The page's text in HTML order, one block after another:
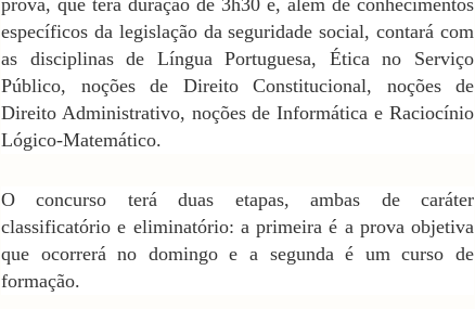
prova, que terá duração de 3h30 e, além de conhecimentos
específicos da legislação da seguridade social, contará com
as disciplinas de Língua Portuguesa, Ética no Serviço
Público, noções de Direito Constitucional, noções de
Direito Administrativo, noções de Informática e Raciocínio
Lógico-Matemático.
O concurso terá duas etapas, ambas de caráter
classificatório e eliminatório: a primeira é a prova objetiva
que ocorrerá no domingo e a segunda é um curso de
formação.